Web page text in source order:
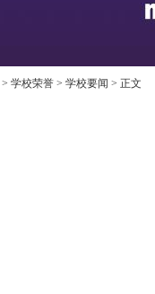
> 学校荣誉 > 学校要闻 > 正文